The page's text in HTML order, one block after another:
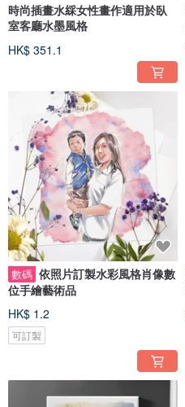
時尚插畫水綵女性畫作適用於臥
室客廳水墨風格
HK$ 351.1
數碼 依照片訂製水彩風格肖像數
位手繪藝術品
HK$ 1.2
可訂製